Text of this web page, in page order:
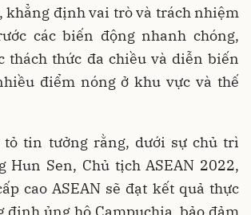
định vai trò và trách nhiệm
các biến động nhanh chóng,
thách thức đa chiều và diễn biến
điểm nóng ở khu vực và thế
tỏ tin tưởng rằng, dưới sự chủ trì
Hun Sen, Chủ tịch ASEAN 2022,
cao ASEAN sẽ đạt kết quả thực